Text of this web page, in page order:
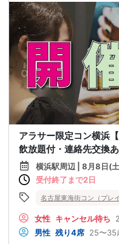
アラサー限定コン横浜
飲放題付・連絡先交換
横浜駅周辺 | 8月8日(
受付終了まで2日
名古屋東海街コン（プレ
女性 キャンセル待ち
男性 残り4席 25〜35